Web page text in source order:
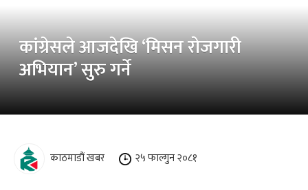
कांग्रेसले आजदेखि ‘मिसन रोजगारी
अभियान’ सुरु गर्ने
काठमाडौं खबर २५ फाल्गुन २०८१